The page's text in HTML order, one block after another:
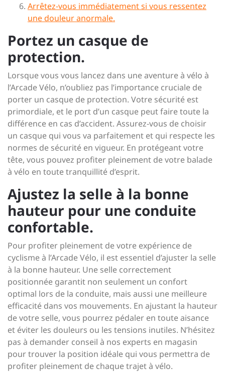
Arrêtez-vous immédiatement si vous ressentez
une douleur anormale.
Portez un casque de
protection.
Lorsque vous vous lancez dans une aventure à vélo à
l’Arcade Vélo, n’oubliez pas l’importance cruciale de
porter un casque de protection. Votre sécurité est
primordiale, et le port d’un casque peut faire toute la
différence en cas d’accident. Assurez-vous de choisir
un casque qui vous va parfaitement et qui respecte les
normes de sécurité en vigueur. En protégeant votre
tête, vous pouvez profiter pleinement de votre balade
à vélo en toute tranquillité d’esprit.
Ajustez la selle à la bonne
hauteur pour une conduite
confortable.
Pour profiter pleinement de votre expérience de
cyclisme à l’Arcade Vélo, il est essentiel d’ajuster la selle
à la bonne hauteur. Une selle correctement
positionnée garantit non seulement un confort
optimal lors de la conduite, mais aussi une meilleure
efficacité dans vos mouvements. En ajustant la hauteur
de votre selle, vous pourrez pédaler en toute aisance
et éviter les douleurs ou les tensions inutiles. N’hésitez
pas à demander conseil à nos experts en magasin
pour trouver la position idéale qui vous permettra de
profiter pleinement de chaque trajet à vélo.